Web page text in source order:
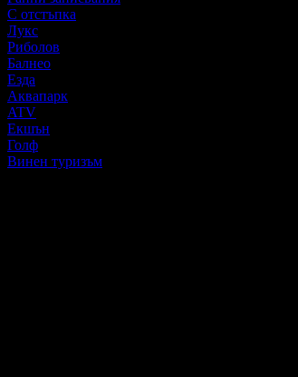
С отстъпка
Лукс
Риболов
Балнео
Езда
Аквапарк
ATV
Екшън
Голф
Винен туризъм